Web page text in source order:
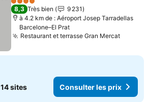
4 Étoiles
8,3 Très bien
9 231
à 4.2 km de : Aéroport Josep Tarradellas
Barcelone–El Prat
Restaurant et terrasse Gran Mercat
14 sites Consulter les prix